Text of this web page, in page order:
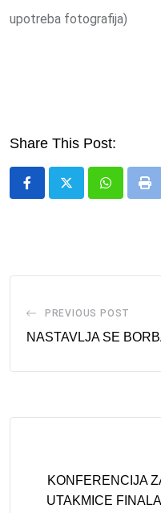
upotreba fotografija)
Share This Post:
Whatsapp
PREVIOUS POST
NASTAVLJA SE
KONFERENCIJA
UTAKMICE